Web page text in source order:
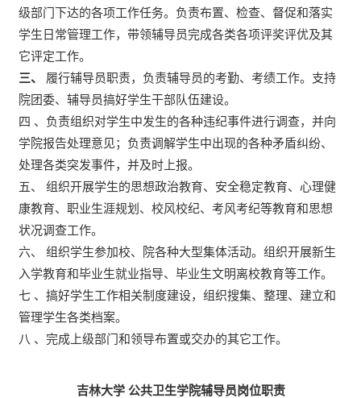
级部门下达的各项工作任务。负责布置、检查、督促和落实
学生日常管理工作，带领辅导员完成各类各项评奖评优及其
它评定工作。
三、
履行辅导员职责，负责辅导员的考勤、考绩工作。支持
院团委、辅导员搞好学生干部队伍建设。
四 、负责组织对学生中发生的各种违纪事件进行调查，并向
学院报告处理意见；负责调解学生中出现的各种矛盾纠纷、
处理各类突发事件，并及时上报。
五、 组织开展学生的思想政治教育、安全稳定教育、心理健
康教育、职业生涯规划、校风校纪、考风考纪等教育和思想
状况调查工作。
六、 组织学生参加校、院各种大型集体活动。组织开展新生
入学教育和毕业生就业指导、毕业生文明离校教育等工作。
七 、搞好学生工作相关制度建设，组织搜集、整理、建立和
管理学生各类档案。
八 、完成上级部门和领导布置或交办的其它工作。
吉林大学 公共卫生学院辅导员岗位职责